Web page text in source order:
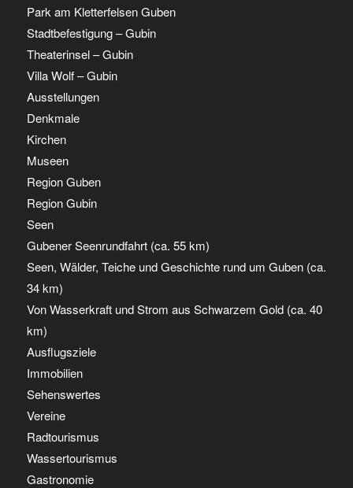
Park am Kletterfelsen Guben
Stadtbefestigung – Gubin
Theaterinsel – Gubin
Villa Wolf – Gubin
Ausstellungen
Denkmale
Kirchen
Museen
Region Guben
Region Gubin
Seen
Gubener Seenrundfahrt (ca. 55 km)
Seen, Wälder, Teiche und Geschichte rund um Guben (ca.
34 km)
Von Wasserkraft und Strom aus Schwarzem Gold (ca. 40
km)
Ausflugsziele
Immobilien
Sehenswertes
Vereine
Radtourismus
Wassertourismus
Gastronomie